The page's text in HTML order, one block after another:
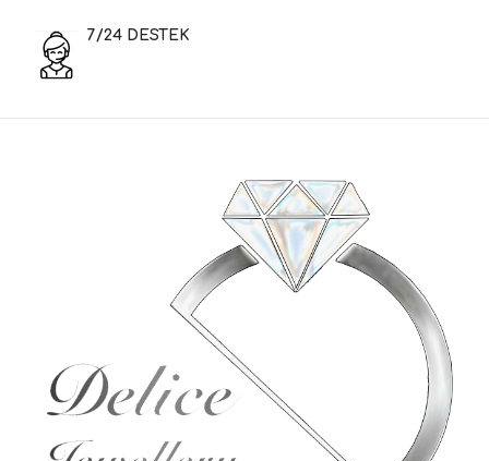
7/24 DESTEK